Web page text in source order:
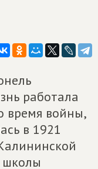
работала
время войны,
в 1921
школы